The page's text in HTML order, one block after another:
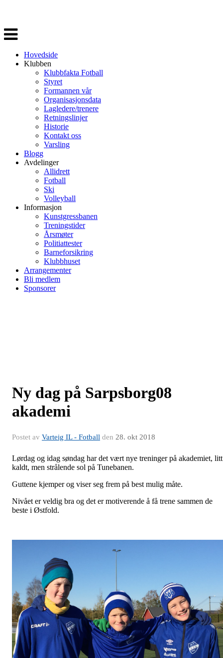
Veksle
navigasjon
Hovedside
Klubben
Klubbfakta Fotball
Styret
Formannen vår
Organisasjonsdata
Lagledere/trenere
Retningslinjer
Historie
Kontakt oss
Varsling
Blogg
Avdelinger
Allidrett
Fotball
Ski
Volleyball
Informasjon
Kunstgressbanen
Treningstider
Årsmøter
Politiattester
Barneforsikring
Klubbhuset
Arrangementer
Bli medlem
Sponsorer
Ny dag på Sarpsborg08
akademi
Postet av Varteig IL - Fotball den 28. okt 2018
Lørdag og idag søndag har det vært nye treninger på akademiet, litt
kaldt, men strålende sol på Tunebanen.
Guttene kjemper og viser seg frem på best mulig måte.
Nivået er veldig bra og det er motiverende å få trene sammen de
beste i Østfold.